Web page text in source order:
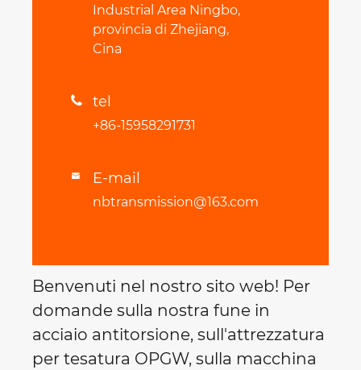
Industrial Area Ningbo,
provincia di Zhejiang,
Cina
 tel
+86-15958291731
 E-mail
nbtransmission@163.com
Benvenuti nel nostro sito web! Per
domande sulla nostra fune in
acciaio antitorsione, sull'attrezzatura
per tesatura OPGW, sulla macchina